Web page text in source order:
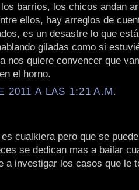
barrios, los chicos andan
ellos, hay arreglos de
es un desastre lo que
giladas como si
nos quiere convencer que
el horno.
2011 A LAS 1:21 A.M.
cualkiera pero que se
se dedican mas a bailar
a investigar los casos que le